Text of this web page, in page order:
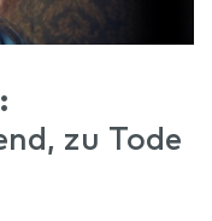
zu Tode